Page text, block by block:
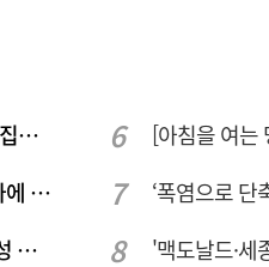
정부 국가철도망 계획에 대전시 역량 집중해야
인공위성 기업 컨텍-AP위성, 루마니아에 지상국 시스템 전수
대전시 2037년 전력자립도 108% 달성 관건은 '주민 수용성'
‘폭염으로 단